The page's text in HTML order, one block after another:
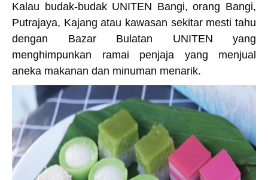
Kalau budak-budak UNITEN Bangi, orang Bangi,
Putrajaya, Kajang atau kawasan sekitar mesti tahu
dengan Bazar Bulatan UNITEN yang
menghimpunkan ramai penjaja yang menjual
aneka makanan dan minuman menarik.